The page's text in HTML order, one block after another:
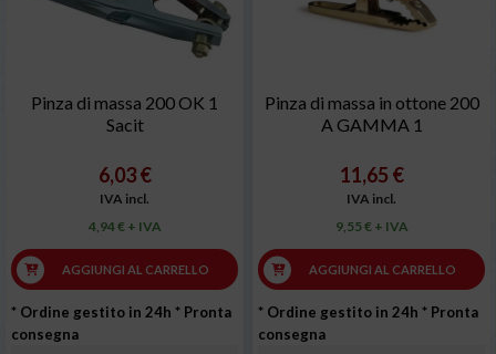
Pinza di massa 200 OK 1
Sacit
6,03 €
IVA incl.
4,94 € + IVA
AGGIUNGI AL CARRELLO
* Ordine gestito in 24h * Pronta
consegna
Pinza di massa in ottone 200
A GAMMA 1
11,65 €
IVA incl.
9,55 € + IVA
AGGIUNGI AL CARRELLO
* Ordine gestito in 24h * Pronta
consegna